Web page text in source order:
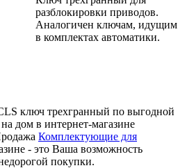
разблокировки приводов.
Аналогичен ключам, идущим
в комплектах автоматики.
ключ трехгранный по выгодной
на дом в интернет-магазине
Комплектующие для
- это Ваша возможность
покупки.